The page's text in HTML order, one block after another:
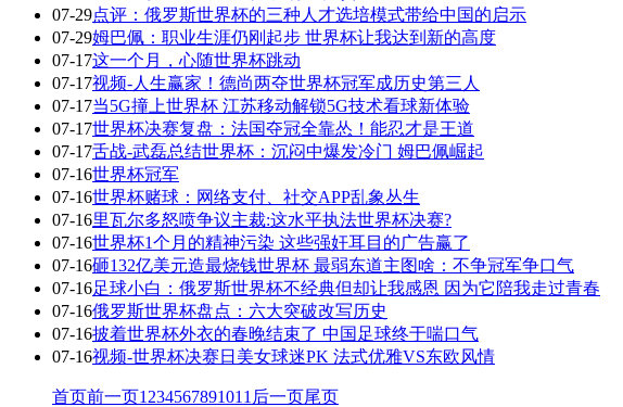
07-29点评：俄罗斯世界杯的三种人才选培模式带给中国的启示
07-29姆巴佩：职业生涯仍刚起步 世界杯让我达到新的高度
07-17这一个月，心随世界杯跳动
07-17视频-人生赢家！德尚两夺世界杯冠军成历史第三人
07-17当5G撞上世界杯 江苏移动解锁5G技术看球新体验
07-17世界杯决赛复盘：法国夺冠全靠怂！能忍才是王道
07-17舌战-武磊总结世界杯：沉闷中爆发冷门 姆巴佩崛起
07-16世界杯冠军
07-16世界杯赌球：网络支付、社交APP乱象丛生
07-16里瓦尔多怒喷争议主裁:这水平执法世界杯决赛?
07-16世界杯1个月的精神污染 这些强奸耳目的广告赢了
07-16砸132亿美元造最烧钱世界杯 最弱东道主图啥：不争冠军争口气
07-16足球小白：俄罗斯世界杯不经典但却让我感恩 因为它陪我走过青春
07-16俄罗斯世界杯盘点：六大突破改写历史
07-16披着世界杯外衣的春晚结束了 中国足球终于喘口气
07-16视频-世界杯决赛日美女球迷PK 法式优雅VS东欧风情
首页前一页1 234567891011 后一页尾页